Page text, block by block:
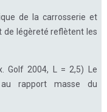
de la carrosserie et
de légèreté reflètent les
Golf 2004, L = 2,5) Le
rapport masse du